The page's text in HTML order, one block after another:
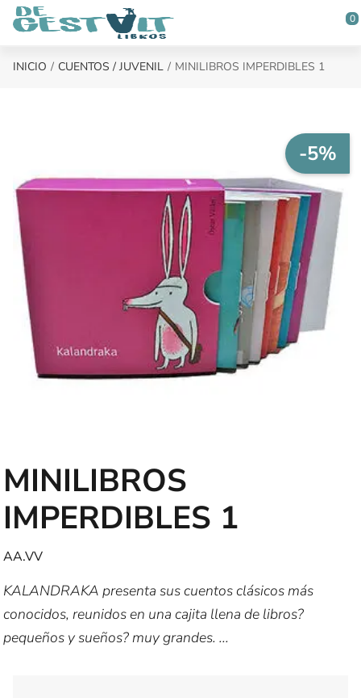
Saltar al contenido principal
0
INICIO CUENTOS / JUVENIL MINILIBROS IMPERDIBLES 1
-5%
MINILIBROS
IMPERDIBLES 1
AA.VV
KALANDRAKA presenta sus cuentos clásicos más
conocidos, reunidos en una cajita llena de libros?
pequeños y sueños? muy grandes. ...